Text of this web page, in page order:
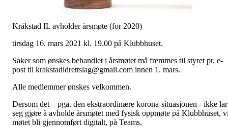
Kråkstad IL avholder årsmøte (for 2020)
tirsdag 16. mars 2021 kl. 19.00 på Klubbhuset.
Saker som ønskes behandlet i årsmøtet må fremmes til styret pr. e-
post til krakstadidrettslag@gmail.com innen 1. mars.
Alle medlemmer ønskes velkommen.
Dersom det – pga. den ekstraordinære korona-situasjonen - ikke lar
seg gjøre å avholde årsmøtet med fysisk oppmøte på Klubbhuset,
møtet bli gjennomført digitalt, på Teams.